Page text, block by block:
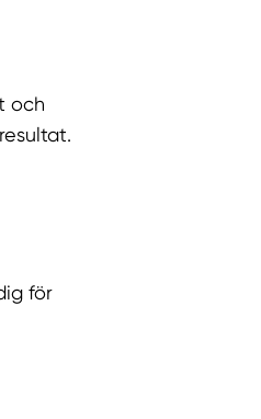
och
för